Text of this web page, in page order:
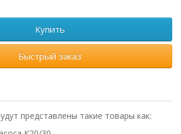
Купить
Быстрый заказ
представлены такие товары как: